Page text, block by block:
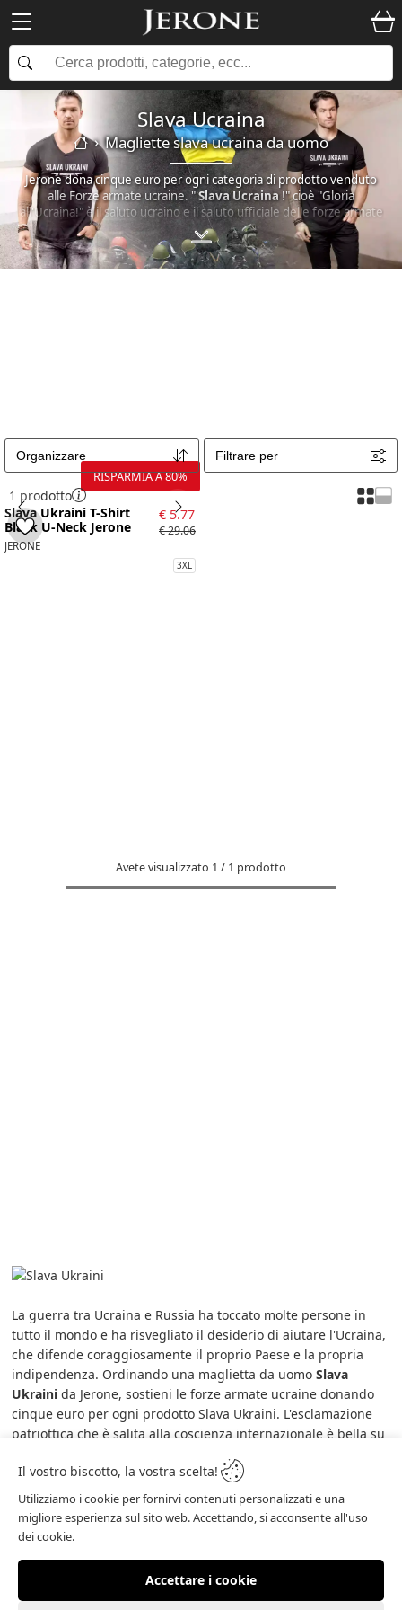
Slava Ucraina
magliette slava ucraina da uomo
Jerone dona cinque euro per ogni categoria di prodotto venduto
alle Forze armate ucraine. "Slava Ucraina!" cioè "Gloria
all'Ucraina!" è il saluto ucraino e il saluto ufficiale delle forze armate
ucraine. Il saluto nazionale può essere ascoltato in diversi video
sulla guerra tra Russia e Ucraina. Una risposta ben nota è "Gloria
agli eroi!". Lo slogan è stato bandito in Unione Sovietica e anche la
Organizzare
1 prodotto
Filtrare per
RISPARMIA A80%
JERONE
Slava Ukraini T-Shirt
Black U-Neck Jerone
€ 5.77
€ 29.06
3XL
Avete visualizzato 1 / 1 prodotto
La guerra tra Ucraina e Russia ha toccato molte persone in
tutto il mondo e ha risvegliato il desiderio di aiutare l'Ucraina,
che difende coraggiosamente il proprio Paese e la propria
indipendenza. Ordinando una maglietta da uomoSlava
Ukraini da Jerone, sostieni le forze armate ucraine donando
cinque euro per ogni prodotto Slava Ukraini. L'esclamazione
patriottica che è salita alla coscienza internazionale è bella su
disegnate da Jerone, con altri dettagli oltre allo slogan.
Abbiamo voluto mantenere i colori semplici e sobri, in modo
che fosse più facile abbinare le camicie con altri outfit. La
camicia Slava Ukraini è disponibile in bianco o nero, con scollo
Il vostro biscotto, la vostra scelta!
Utilizziamo i cookie per fornirvi contenuti personalizzati e una
migliore esperienza sul sito web. Accettando, si acconsente all'uso
dei cookie.
Accettare i cookie